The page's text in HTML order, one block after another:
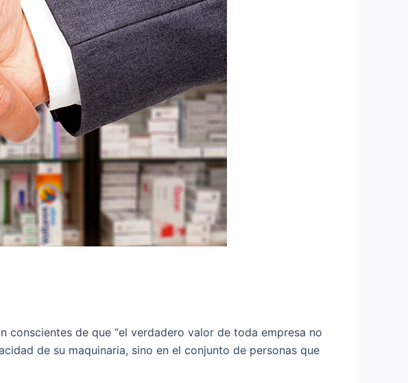
conscientes de que “el verdadero valor de toda empresa no
de su maquinaria, sino en el conjunto de personas que